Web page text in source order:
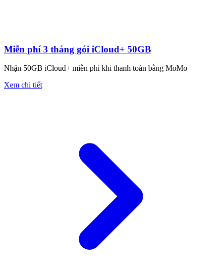
Miễn phí 3 tháng gói iCloud+ 50GB
Nhận 50GB iCloud+ miễn phí khi thanh toán bằng MoMo
Xem chi tiết